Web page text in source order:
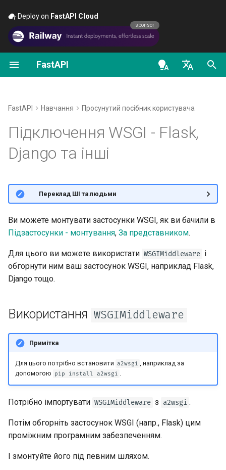
Deploy on FastAPI Cloud
sponsor
FastAPI
de - Deutsch
es - español
ko - 한국어
pt - português
ru - русский язык
tr - Türkçe
uk - українська мова
Перші кроки
Тіло запиту
Параметри шляху та
валідація числових даних
Тіло - Декілька параметрів
Тіло - Вкладені моделі
Декларування прикладів
Додаткові типи даних
Параметри кукі
Параметри заголовків
Моделі параметрів Cookie
Класи як залежності
операцій шляху
Безпека - перші кроки
користувача
Простий OAuth2 з
OAuth2 scopes
Використання WSGIMiddleware
Про версії FastAPI
Запустіть сервер вручну
Розгортання FastAPI у
хмарних постачальників
Працівники сервера -
FastAPI у контейнерах -
Docker
Загальне - Як зробити -
Перехід з Pydantic v1 на
GraphQL
Умовний OpenAPI
Розширення OpenAPI
Окремі схеми OpenAPI для
введення та виведення, чи
ні
ресурси інтерфейсу
Тестування бази даних
Використовуйте старі коди
автентифікації 403
FastAPI class
UploadFile class
Dependencies - Depends()
and Security()
Background Tasks -
BackgroundTasks
Response class
Custom Response Classes -
Streaming, etc.
Server-Sent Events -
EventSourceResponse and
OpenAPI docs
FastAPI People
Translations
External Links
FastAPI and friends
newsletter
Альтернативи, натхнення та
Історія, проєктування і
Бенчмарки
FastAPI Навчання Просунутий посібник користувача
Підключення WSGI - Flask,
Django та інші
🌐 Переклад ШІ та людьми
Ви можете монтувати застосунки WSGI, як ви бачили в
Підзастосунки - монтування, За представником.
Для цього ви можете використати WSGIMiddleware і
обгорнути ним ваш застосунок WSGI, наприклад Flask,
Django тощо.
Використання WSGIMiddleware
Примітка
Для цього потрібно встановити a2wsgi , наприклад за
допомогою
pip install a2wsgi .
Потрібно імпортувати WSGIMiddleware з a2wsgi .
Потім обгорніть застосунок WSGI (напр., Flask) цим
проміжним програмним забезпеченням.
І змонтуйте його під певним шляхом.